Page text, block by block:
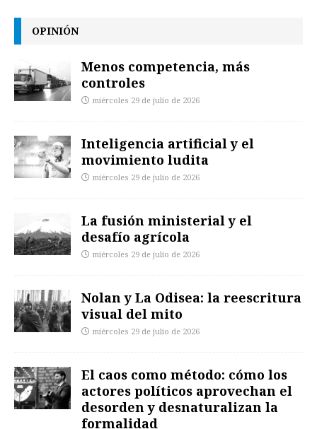
OPINIÓN
Menos competencia, más
controles
miércoles 29 de julio de 2026
Inteligencia artificial y el
movimiento ludita
miércoles 29 de julio de 2026
La fusión ministerial y el
desafío agrícola
miércoles 29 de julio de 2026
Nolan y La Odisea: la reescritura
visual del mito
miércoles 29 de julio de 2026
El caos como método: cómo los
actores políticos aprovechan el
desorden y desnaturalizan la
formalidad